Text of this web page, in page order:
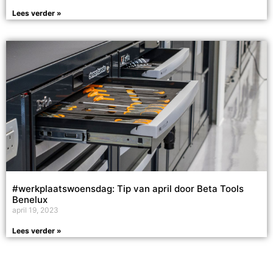
Lees verder »
#werkplaatswoensdag: Tip van april door Beta Tools
Benelux
april 19, 2023
Lees verder »